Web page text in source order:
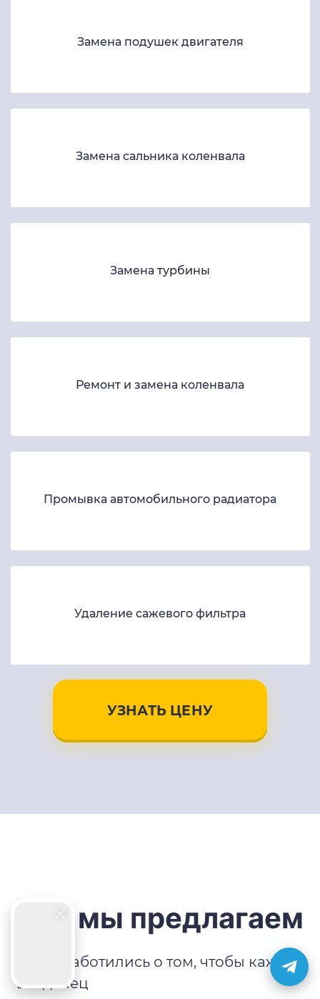
Замена подушек двигателя
Замена сальника коленвала
Замена турбины
Ремонт и замена коленвала
Промывка автомобильного радиатора
Удаление сажевого фильтра
УЗНАТЬ ЦЕНУ
Что мы предлагаем
Мы позаботились о том, чтобы каждый
владелец